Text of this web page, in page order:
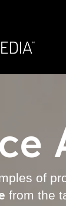
of
from the